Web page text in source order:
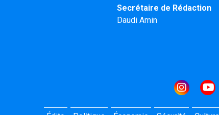
Secrétaire de Rédaction
Daudi Amin